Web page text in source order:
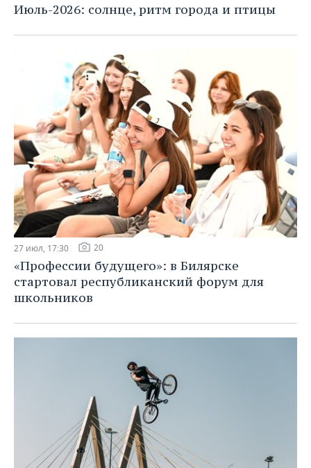
Июль-2026: солнце, ритм города и птицы
27 июл, 17:30 20
«Профессии будущего»: в Билярске
стартовал республиканский форум для
школьников